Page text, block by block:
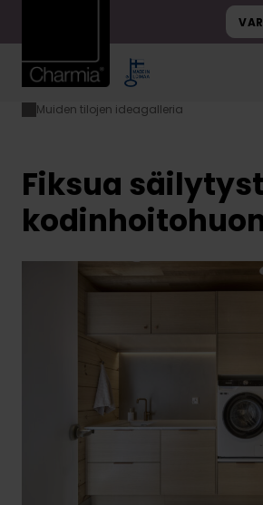
Etusivu
Muiden tilojen ideagalleria
Fiksua säilytystä
Fiksua